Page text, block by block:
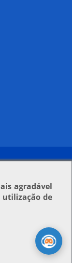
agradável
utilização de